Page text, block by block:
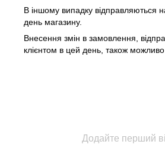
В іншому випадку відправляються
день магазину.
Внесення змін в замовлення,
клієнтом в цей день, також
Додайте перший